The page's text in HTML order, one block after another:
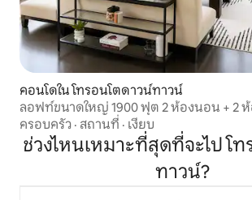
คอนโดใน โทรอนโตดาวน์ทาวน์
ลอฟท์ขนาดใหญ่ 1900 ฟุต 2 ห้องนอน + 2 ห้
ทำงาน @ DT King West
ครอบครัว · สถานที่ · เงียบ
ช่วงไหนเหมาะที่สุดที่จะไป โ
ทาวน์?